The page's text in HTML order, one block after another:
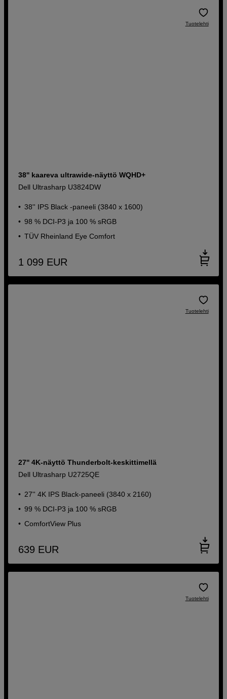
Tuotelehti
38'' kaareva ultrawide-näyttö WQHD+
Dell Ultrasharp U3824DW
38'' IPS Black -paneeli (3840 x 1600)
98 % DCI-P3 ja 100 % sRGB
TÜV Rheinland Eye Comfort
1 099 EUR
Tuotelehti
27'' 4K-näyttö Thunderbolt-keskittimellä
Dell Ultrasharp U2725QE
27'' 4K IPS Black-paneeli (3840 x 2160)
99 % DCI-P3 ja 100 % sRGB
ComfortView Plus
639 EUR
Tuotelehti